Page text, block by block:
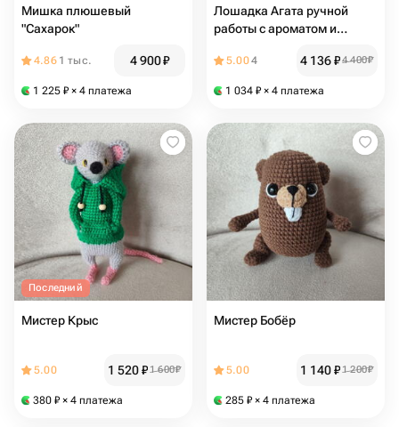
Мишка плюшевый
"Сахарок"
4.86 1 тыс. 4 900₽
1 225 ₽ × 4 платежа
Лошадка Агата ручной
работы с ароматом и
5.004 4 136₽4 400₽
1 034 ₽ × 4 платежа
Последний
Мистер Крыс
5.00 1 520₽1 600₽
380 ₽ × 4 платежа
Мистер Бобёр
5.00 1 140₽1 200₽
285 ₽ × 4 платежа